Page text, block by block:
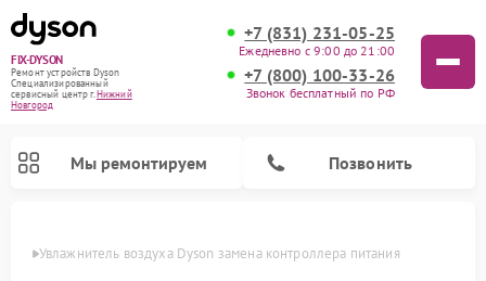
FIX-DYSON
Ремонт устройств Dyson
Специализированный
cервисный центр г.Нижний
Новгород
+7 (831) 231-05-25
Ежедневно с 9:00 до 21:00
+7 (800) 100-33-26
Звонок бесплатный по РФ
Мы ремонтируем Позвонить
Увлажнитель воздуха Dyson замена контроллера питания